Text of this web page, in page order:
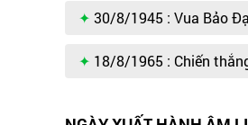
30/8/1945 : Vua Bảo
18/8/1965 : Chiến